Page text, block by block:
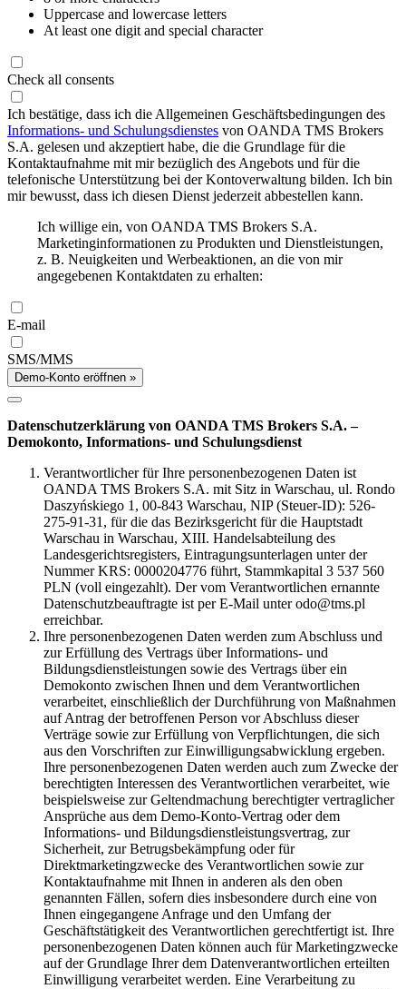
Uppercase and lowercase letters
At least one digit and special character
Check all consents
Ich bestätige, dass ich die Allgemeinen Geschäftsbedingungen des
Informations- und Schulungsdienstes von OANDA TMS Brokers
S.A. gelesen und akzeptiert habe, die die Grundlage für die
Kontaktaufnahme mit mir bezüglich des Angebots und für die
telefonische Unterstützung bei der Kontoverwaltung bilden. Ich bin
mir bewusst, dass ich diesen Dienst jederzeit abbestellen kann.
Ich willige ein, von OANDA TMS Brokers S.A.
Marketinginformationen zu Produkten und Dienstleistungen,
z. B. Neuigkeiten und Werbeaktionen, an die von mir
angegebenen Kontaktdaten zu erhalten:
E-mail
SMS/MMS
Demo-Konto eröffnen »
Datenschutzerklärung von OANDA TMS Brokers S.A. –
Demokonto, Informations- und Schulungsdienst
Verantwortlicher für Ihre personenbezogenen Daten ist
OANDA TMS Brokers S.A. mit Sitz in Warschau, ul. Rondo
Daszyńskiego 1, 00-843 Warschau, NIP (Steuer-ID): 526-
275-91-31, für die das Bezirksgericht für die Hauptstadt
Warschau in Warschau, XIII. Handelsabteilung des
Landesgerichtsregisters, Eintragungsunterlagen unter der
Nummer KRS: 0000204776 führt, Stammkapital 3 537 560
PLN (voll eingezahlt). Der vom Verantwortlichen ernannte
Datenschutzbeauftragte ist per E-Mail unter odo@tms.pl
erreichbar.
Ihre personenbezogenen Daten werden zum Abschluss und
zur Erfüllung des Vertrags über Informations- und
Bildungsdienstleistungen sowie des Vertrags über ein
Demokonto zwischen Ihnen und dem Verantwortlichen
verarbeitet, einschließlich der Durchführung von Maßnahmen
auf Antrag der betroffenen Person vor Abschluss dieser
Verträge sowie zur Erfüllung von Verpflichtungen, die sich
aus den Vorschriften zur Einwilligungsabwicklung ergeben.
Ihre personenbezogenen Daten werden auch zum Zwecke der
berechtigten Interessen des Verantwortlichen verarbeitet, wie
beispielsweise zur Geltendmachung berechtigter vertraglicher
Ansprüche aus dem Demo-Konto-Vertrag oder dem
Informations- und Bildungsdienstleistungsvertrag, zur
Sicherheit, zur Betrugsbekämpfung oder für
Direktmarketingzwecke des Verantwortlichen sowie zur
Kontaktaufnahme mit Ihnen in anderen als den oben
genannten Fällen, sofern dies insbesondere durch eine von
Ihnen eingegangene Anfrage und den Umfang der
Geschäftstätigkeit des Verantwortlichen gerechtfertigt ist. Ihre
personenbezogenen Daten können auch für Marketingzwecke
auf der Grundlage Ihrer dem Datenverantwortlichen erteilten
Einwilligung verarbeitet werden. Eine Verarbeitung zu